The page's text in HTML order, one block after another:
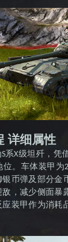
详细属性
S系X级坦歼，凭
位。车体装甲为
币弹及部分金
，减少侧面暴
装甲作为消耗